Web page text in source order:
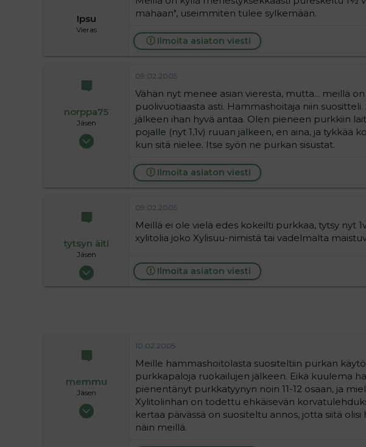
Ipsu
Vieras
mahaan", useimmiten tulee sylkemään.
Ilmoita asiaton viesti
norppa75
Jäsen
02.09.2004
09.02.2005
Vähän nyt menee asian vierestä, mutta... meillä
puolivuotiaasta asti. Hammashoitaja niin
jälkeen ihan hyvä antaa. Olen pieneen purkkiin
pojalle (nyt 1,1v) ruuan jälkeen, en aina, ja tykkää
kun sitä nielee. Itse syön ne purkan sisustat.
Ilmoita asiaton viesti
tytsyn äiti
Jäsen
01.11.2004
09.02.2005
Meillä ei ole vielä edes kokeilti purkkaa, tytsy nyt
xylitolia joko Xylisuu-nimistä tai vadelmalta
Ilmoita asiaton viesti
memmu
Jäsen
18.05.2004
10.02.2005
Meille hammashoitolasta suositeltiin purkan
purkkapaloja ruokailujen jälkeen. Eikä kuulema
pienentänyt purkkatyynyn noin 11-12 osaan, ja
Xylitolinhan on todettu ehkäisevän
kertaa päivässä on suositeltu annos, jotta siitä
näin meillä.